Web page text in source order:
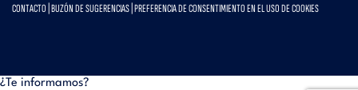
CONTACTO BUZÓN DE SUGERENCIAS PREFERENCIA DE CONSENTIMIENTO EN EL USO DE COOKIES
¿Te informamos?